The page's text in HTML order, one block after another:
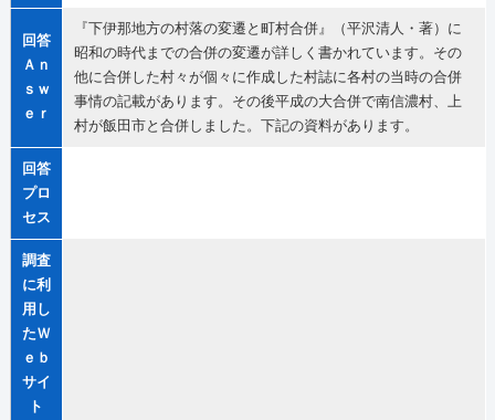
回答
Ａｎ
ｓｗ
ｅｒ
『下伊那地方の村落の変遷と町村合併』（平沢清人・著）に
昭和の時代までの合併の変遷が詳しく書かれています。その
他に合併した村々が個々に作成した村誌に各村の当時の合併
事情の記載があります。その後平成の大合併で南信濃村、上
村が飯田市と合併しました。下記の資料があります。
回答
プロ
セス
調査
に利
用し
たＷ
ｅｂ
サイ
ト